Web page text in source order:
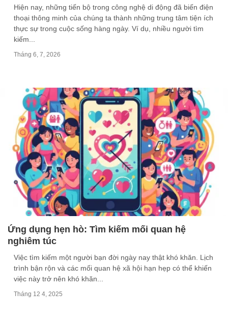
Hiện nay, những tiến bộ trong công nghệ di động đã biến điện
thoại thông minh của chúng ta thành những trung tâm tiện ích
thực sự trong cuộc sống hàng ngày. Ví dụ, nhiều người tìm
kiếm...
Tháng 6, 7, 2026
Ứng dụng hẹn hò: Tìm kiếm mối quan hệ
nghiêm túc
Việc tìm kiếm một người bạn đời ngày nay thật khó khăn. Lịch
trình bận rộn và các mối quan hệ xã hội hạn hẹp có thể khiến
việc này trở nên khó khăn...
Tháng 12 4, 2025